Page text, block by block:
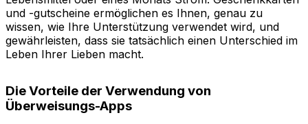
und -gutscheine ermöglichen es Ihnen, genau zu
wissen, wie Ihre Unterstützung verwendet wird, und
gewährleisten, dass sie tatsächlich einen Unterschied im
Leben Ihrer Lieben macht.
Die Vorteile der Verwendung von
Überweisungs-Apps